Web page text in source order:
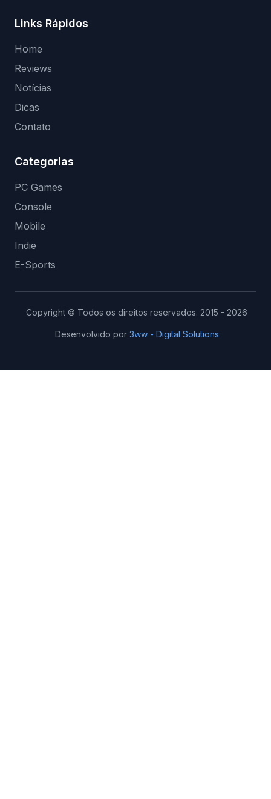
Links Rápidos
Home
Reviews
Notícias
Dicas
Contato
Categorias
PC Games
Console
Mobile
Indie
E-Sports
Copyright © Todos os direitos reservados. 2015 - 2026
Desenvolvido por 3ww - Digital Solutions